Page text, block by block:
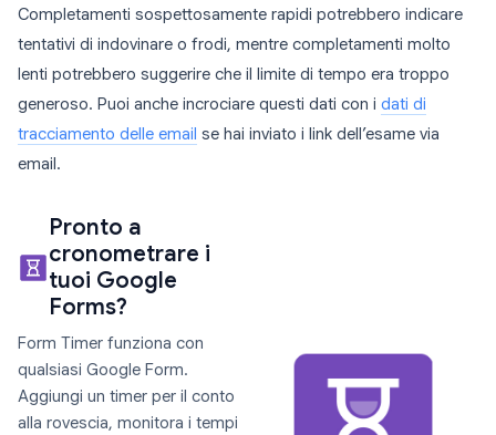
Completamenti sospettosamente rapidi potrebbero indicare
tentativi di indovinare o frodi, mentre completamenti molto
lenti potrebbero suggerire che il limite di tempo era troppo
generoso. Puoi anche incrociare questi dati con i dati di
tracciamento delle email se hai inviato i link dell’esame via
email.
Pronto a
cronometrare i
tuoi Google
Forms?
Form Timer funziona con
qualsiasi Google Form.
Aggiungi un timer per il conto
alla rovescia, monitora i tempi